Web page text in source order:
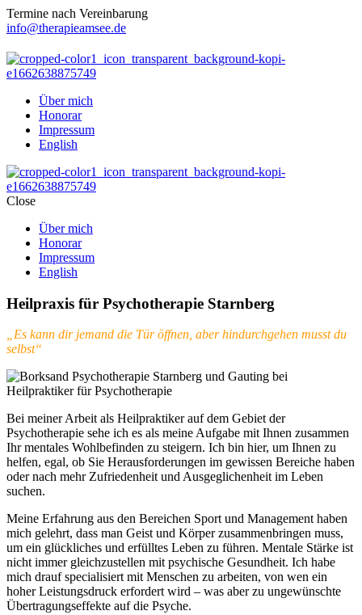
Termine nach Vereinbarung
info@therapieamsee.de
Über mich
Honorar
Impressum
English
Close
Über mich
Honorar
Impressum
English
Heilpraxis für Psychotherapie Starnberg
„Es kann dir jemand die Tür öffnen, aber hindurchgehen musst du
selbst“
Bei meiner Arbeit als Heilpraktiker auf dem Gebiet der
Psychotherapie sehe ich es als meine Aufgabe mit Ihnen zusammen
Ihr mentales Wohlbefinden zu steigern. Ich bin hier, um Ihnen zu
helfen, egal, ob Sie Herausforderungen im gewissen Bereiche haben
oder nach mehr Zufriedenheit und Ausgeglichenheit im Leben
suchen.
Meine Erfahrung aus den Bereichen Sport und Management haben
mich gelehrt, dass man Geist und Körper zusammenbringen muss,
um ein glückliches und erfülltes Leben zu führen. Mentale Stärke ist
nicht immer gleichzustellen mit psychische Gesundheit. Ich habe
mich drauf specialisiert mit Menschen zu arbeiten, von wen ein
hoher Leistungsdruck erfordert wird – was aber zu ungewünschte
Übertragungseffekte auf die Psyche.